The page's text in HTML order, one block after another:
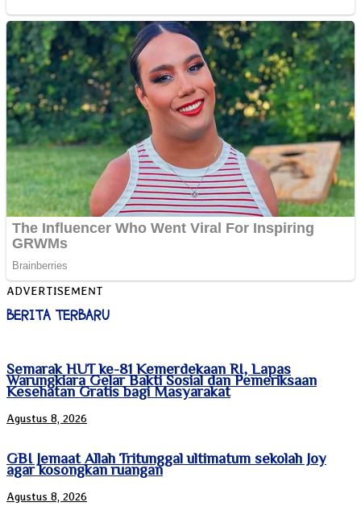
ADVERTISEMENT
BERITA TERBARU
Semarak HUT ke-81 Kemerdekaan RI, Lapas
Warungkiara Gelar Bakti Sosial dan Pemeriksaan
Kesehatan Gratis bagi Masyarakat
Agustus 8, 2026
GBI Jemaat Allah Tritunggal ultimatum sekolah Joy
agar kosongkan ruangan
Agustus 8, 2026